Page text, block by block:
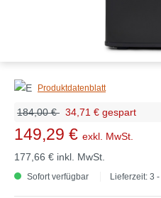
Produktdatenblatt
184,00 € 34,71 € gespart
149,29 € exkl. MwSt.
177,66 € inkl. MwSt.
Sofort verfügbar Lieferzeit: 3